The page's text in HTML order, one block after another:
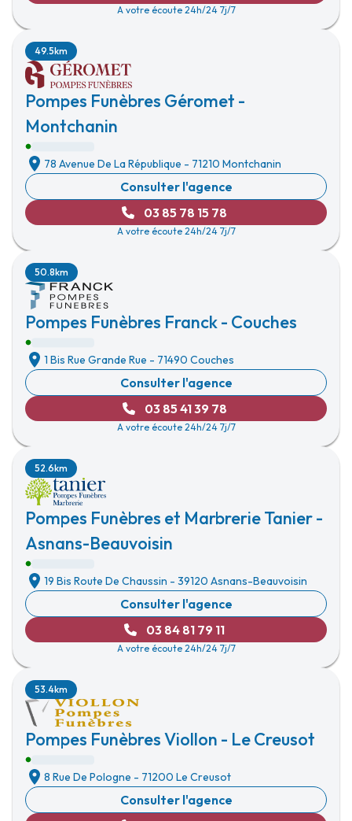
A votre écoute 24h/24 7j/7
Pompes Funèbres Géromet -
Montchanin
49.5km
78 Avenue De La République - 71210 Montchanin
Consulter l'agence
03 85 78 15 78
A votre écoute 24h/24 7j/7
Pompes Funèbres Franck - Couches
50.8km
1 Bis Rue Grande Rue - 71490 Couches
Consulter l'agence
03 85 41 39 78
A votre écoute 24h/24 7j/7
Pompes Funèbres et Marbrerie Tanier -
Asnans-Beauvoisin
52.6km
19 Bis Route De Chaussin - 39120 Asnans-Beauvoisin
Consulter l'agence
03 84 81 79 11
A votre écoute 24h/24 7j/7
Pompes Funèbres Viollon - Le Creusot
53.4km
8 Rue De Pologne - 71200 Le Creusot
Consulter l'agence